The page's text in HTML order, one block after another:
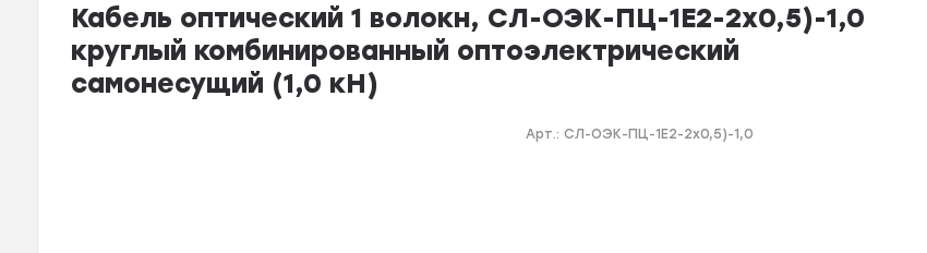
Кабель оптический 1 волокн, СЛ-ОЭК-ПЦ-1E2-2х0,5)-1,0
круглый комбинированный оптоэлектрический
самонесущий (1,0 кН)
Арт.:СЛ-ОЭК-ПЦ-1E2-2х0,5)-1,0